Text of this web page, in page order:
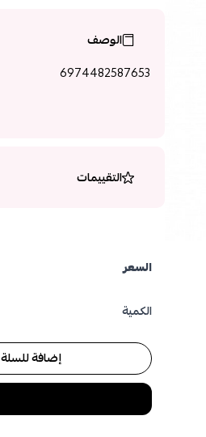
الوصف
6974482587653
التقييمات
السعر
الكمية
إضافة للسلة